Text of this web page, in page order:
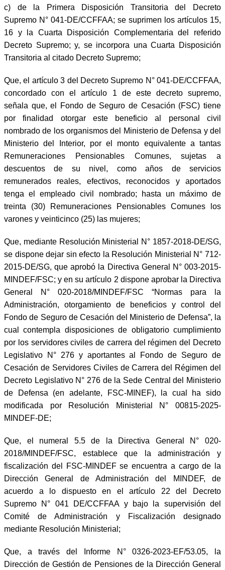
c) de la Primera Disposición Transitoria del Decreto
Supremo N° 041-DE/CCFFAA; se suprimen los artículos 15,
16 y la Cuarta Disposición Complementaria del referido
Decreto Supremo; y, se incorpora una Cuarta Disposición
Transitoria al citado Decreto Supremo;
Que, el artículo 3 del Decreto Supremo N° 041-DE/CCFFAA,
concordado con el artículo 1 de este decreto supremo,
señala que, el Fondo de Seguro de Cesación (FSC) tiene
por finalidad otorgar este beneficio al personal civil
nombrado de los organismos del Ministerio de Defensa y del
Ministerio del Interior, por el monto equivalente a tantas
Remuneraciones Pensionables Comunes, sujetas a
descuentos de su nivel, como años de servicios
remunerados reales, efectivos, reconocidos y aportados
tenga el empleado civil nombrado; hasta un máximo de
treinta (30) Remuneraciones Pensionables Comunes los
varones y veinticinco (25) las mujeres;
Que, mediante Resolución Ministerial N° 1857-2018-DE/SG,
se dispone dejar sin efecto la Resolución Ministerial N° 712-
2015-DE/SG, que aprobó la Directiva General N° 003-2015-
MINDEF/FSC; y en su artículo 2 dispone aprobar la Directiva
General N° 020-2018/MINDEF/FSC “Normas para la
Administración, otorgamiento de beneficios y control del
Fondo de Seguro de Cesación del Ministerio de Defensa”, la
cual contempla disposiciones de obligatorio cumplimiento
por los servidores civiles de carrera del régimen del Decreto
Legislativo N° 276 y aportantes al Fondo de Seguro de
Cesación de Servidores Civiles de Carrera del Régimen del
Decreto Legislativo N° 276 de la Sede Central del Ministerio
de Defensa (en adelante, FSC-MINEF), la cual ha sido
modificada por Resolución Ministerial N° 00815-2025-
MINDEF-DE;
Que, el numeral 5.5 de la Directiva General N° 020-
2018/MINDEF/FSC, establece que la administración y
fiscalización del FSC-MINDEF se encuentra a cargo de la
Dirección General de Administración del MINDEF, de
acuerdo a lo dispuesto en el artículo 22 del Decreto
Supremo N° 041 DE/CCFFAA y bajo la supervisión del
Comité de Administración y Fiscalización designado
mediante Resolución Ministerial;
Que, a través del Informe N° 0326-2023-EF/53.05, la
Dirección de Gestión de Pensiones de la Dirección General